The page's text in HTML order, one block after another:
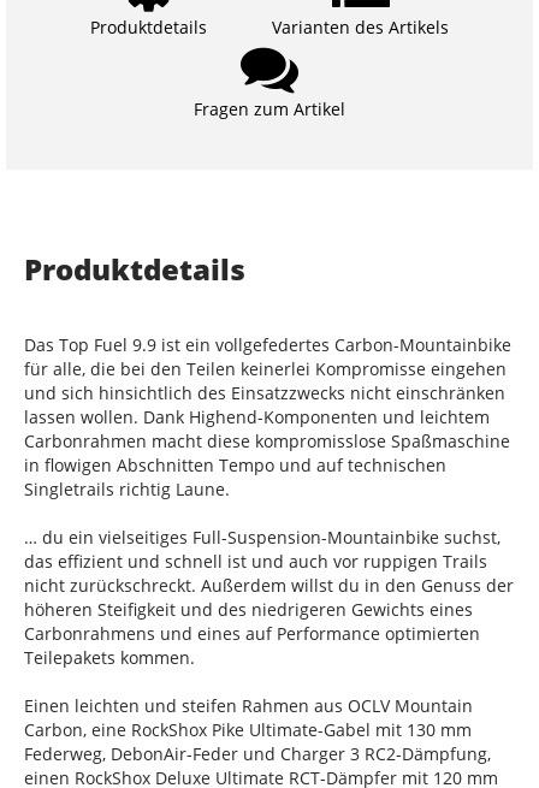
Produktdetails Varianten des Artikels
Fragen zum Artikel
Produktdetails
Das Top Fuel 9.9 ist ein vollgefedertes Carbon-Mountainbike
für alle, die bei den Teilen keinerlei Kompromisse eingehen
und sich hinsichtlich des Einsatzzwecks nicht einschränken
lassen wollen. Dank Highend-Komponenten und leichtem
Carbonrahmen macht diese kompromisslose Spaßmaschine
in flowigen Abschnitten Tempo und auf technischen
Singletrails richtig Laune.
… du ein vielseitiges Full-Suspension-Mountainbike suchst,
das effizient und schnell ist und auch vor ruppigen Trails
nicht zurückschreckt. Außerdem willst du in den Genuss der
höheren Steifigkeit und des niedrigeren Gewichts eines
Carbonrahmens und eines auf Performance optimierten
Teilepakets kommen.
Einen leichten und steifen Rahmen aus OCLV Mountain
Carbon, eine RockShox Pike Ultimate-Gabel mit 130 mm
Federweg, DebonAir-Feder und Charger 3 RC2-Dämpfung,
einen RockShox Deluxe Ultimate RCT-Dämpfer mit 120 mm